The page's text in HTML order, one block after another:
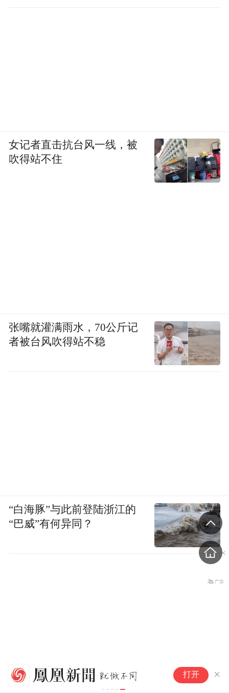
打开
女记者直击抗台风一线，被
吹得站不住
张嘴就灌满雨水，70公斤记
者被台风吹得站不稳
“白海豚”与此前登陆浙江的
“巴威”有何异同？